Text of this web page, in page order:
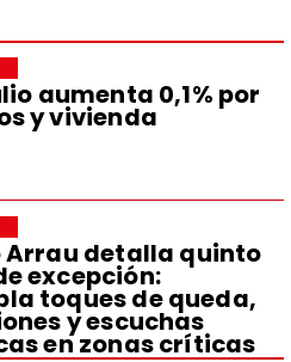
aumenta 0,1% por
y vivienda
Arrau detalla quinto
excepción:
toques de queda,
y escuchas
en zonas críticas